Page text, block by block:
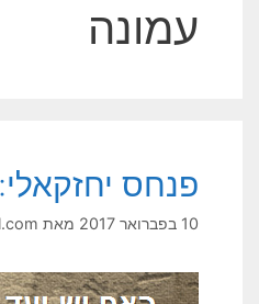
עמונה
פנחס
10 בפברואר 2017 מאת